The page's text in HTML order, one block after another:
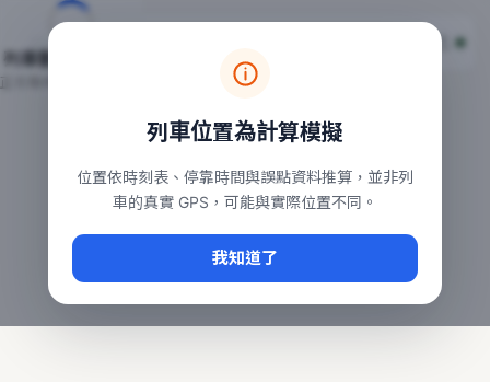
台鐵列車即時位置地圖
本頁顯示目前全台鐵運行中的列車位置，涵蓋自強、普悠瑪、
常用查詢：
、台中車站即時動態
台鐵即時動態
列車位置為計算模擬
位置依時刻表、停靠時間與誤點資料推算，並非列
車的真實 GPS，可能與實際位置不同。
我知道了
列車動態載入中…